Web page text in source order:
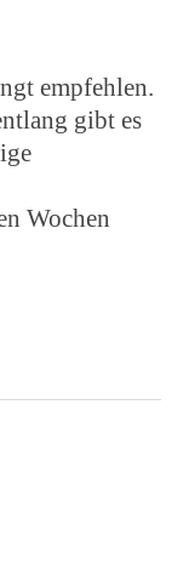
empfehlen.
gibt es
Wochen